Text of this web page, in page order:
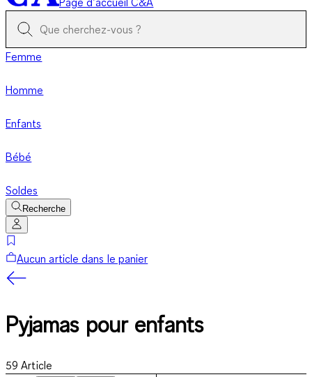
Femme
Homme
Enfants
Bébé
Soldes
Recherche
Aucun article dans le panier
Pyjamas pour enfants
59 Article